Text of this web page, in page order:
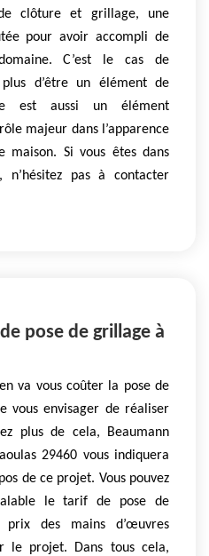
clôture et grillage, une
pour avoir accompli de
C’est le cas de
d’être un élément de
est aussi un élément
majeur dans l’apparence
maison. Si vous êtes dans
n’hésitez pas à contacter
pose de grillage à
va vous coûter la pose de
vous envisager de réaliser
plus de cela, Beaumann
29460 vous indiquera
de ce projet. Vous pouvez
le tarif de pose de
prix des mains d’œuvres
le projet. Dans tous cela,